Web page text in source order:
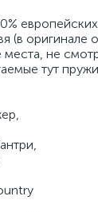
(в оригинале
места, не
тут